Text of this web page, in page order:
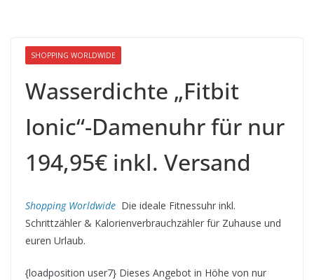
SHOPPING WORLDWIDE
Wasserdichte „Fitbit
Ionic“-Damenuhr für nur
194,95€ inkl. Versand
Shopping Worldwide Die ideale Fitnessuhr inkl.
Schrittzähler & Kalorienverbrauchzähler für Zuhause und
euren Urlaub.
{loadposition user7} Dieses Angebot in Höhe von nur